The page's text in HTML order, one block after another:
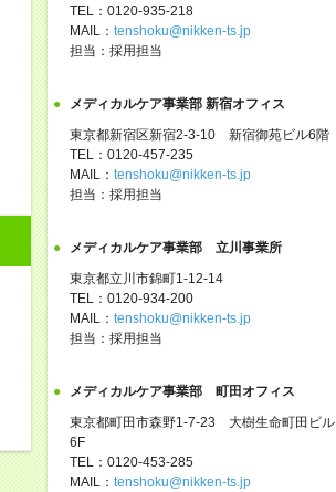
TEL：0120-935-218
MAIL： tenshoku@nikken-ts.jp
担当：採用担当
メディカルケア事業部 新宿オフィス
東京都新宿区新宿2-3-10 新宿御苑ビル6階
TEL：0120-457-235
MAIL： tenshoku@nikken-ts.jp
担当：採用担当
メディカルケア事業部 立川事業所
東京都立川市錦町1-12-14
TEL：0120-934-200
MAIL： tenshoku@nikken-ts.jp
担当：採用担当
メディカルケア事業部 町田オフィス
東京都町田市森野1-7-23 大樹生命町田ビル
6F
TEL：0120-453-285
MAIL： tenshoku@nikken-ts.jp